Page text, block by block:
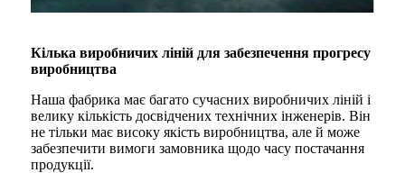
Кілька виробничих ліній для забезпечення прогресу
виробництва
Наша фабрика має багато сучасних виробничих ліній і
велику кількість досвідчених технічних інженерів. Він
не тільки має високу якість виробництва, але й може
забезпечити вимоги замовника щодо часу постачання
продукції.